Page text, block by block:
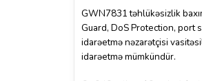
GWN7831 təhlükəsizlik
Guard, DoS Protection, port
idarəetmə nəzarətçisi
idarəetmə mümkündür.